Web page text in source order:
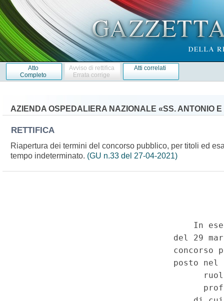
Atto
Completo
Avviso di rettifica
Errata corrige
Atti correlati
AZIENDA OSPEDALIERA NAZIONALE «SS. ANTONIO
RETTIFICA
Riapertura dei termini del concorso pubblico, per titoli ed
tempo indeterminato. (GU n.33 del 27-04-2021)